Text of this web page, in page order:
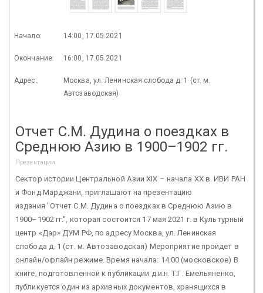
Начало: 14:00, 17.05.2021
Окончание: 16:00, 17.05.2021
Адрес:
Москва, ул. Ленинская слобода д. 1 (ст. м.
Автозаводская)
Отчет С.М. Дудина о поездках в
Среднюю Азию в 1900–1902 гг.
Презентации
Сектор истории Центральной Азии XIX – начала ХХ в. ИВИ РАН
и Фонд Марджани, приглашают на презентацию
издания "Отчет С.М. Дудина о поездках в Среднюю Азию в
1900–1902 гг.", которая состоится 17 мая 2021 г. в Культурный
центр «Дар» ДУМ РФ, по адресу Москва, ул. Ленинская
слобода д. 1 (ст. м. Автозаводская) Мероприятие пройдет в
онлайн/офлайн режиме. Время начала: 14.00 (московское) В
книге, подготовленной к публикации д.и.н. Т.Г. Емельяненко,
публикуется один из архивных документов, хранящихся в